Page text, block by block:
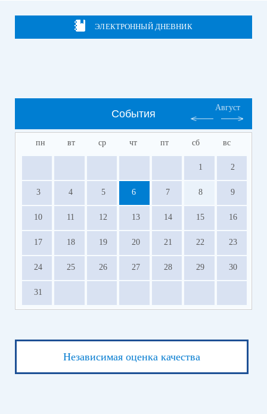
ЭЛЕКТРОННЫЙ ДНЕВНИК
События
Август
пн вт ср чт пт сб вс
1 2
3 4 5 6 7 8 9
10 11 12 13 14 15 16
17 18 19 20 21 22 23
24 25 26 27 28 29 30
31
Независимая оценка качества